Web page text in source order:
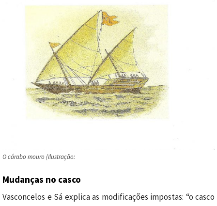
O cárabo mouro (Ilustração:
Mudanças no casco
Vasconcelos e Sá explica as modificações impostas: “o casco